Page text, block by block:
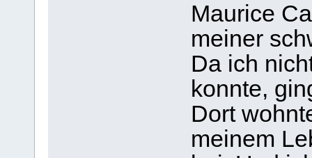
Maurice
meiner
Da ich
konnte,
Dort
meinem